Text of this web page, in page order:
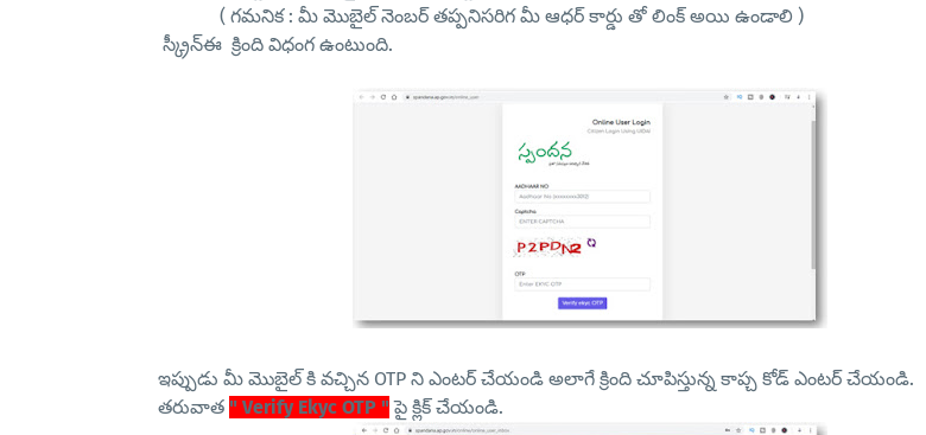
( గమనిక : మీ మొబైల్ నెంబర్ తప్పనిసరిగ మీ ఆధర్ కార్డు తో లింక్ అయి ఉండాలి )
స్క్రీన్ఈ క్రింది విధంగ ఉంటుంది.
ఇప్పుడు మీ మొబైల్ కి వచ్చిన OTP ని ఎంటర్ చేయండి అలాగే క్రింది చూపిస్తున్న కాప్చ కోడ్ ఎంటర్ చేయండి.
తరువాత " Verify Ekyc OTP "పై క్లిక్ చేయండి.